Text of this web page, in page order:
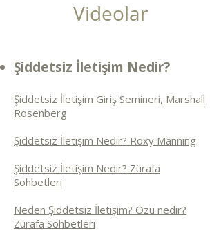
Videolar
Şiddetsiz İletişim Nedir?
Şiddetsiz İletişim Giriş Semineri, Marshall
Rosenberg
Şiddetsiz İletişim Nedir? Roxy Manning
Şiddetsiz İletişim Nedir? Zürafa
Sohbetleri
Neden Şiddetsiz İletişim? Özü nedir?
Zürafa Sohbetleri